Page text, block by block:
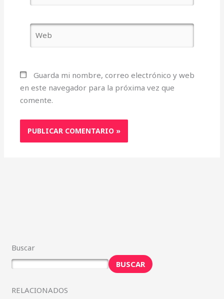
Guarda mi nombre, correo electrónico y web
en este navegador para la próxima vez que
comente.
Buscar
BUSCAR
RELACIONADOS